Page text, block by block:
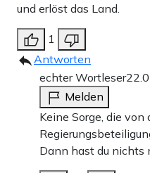
und erlöst das Land.
1
Antworten
echter Wortleser
Melden
Keine Sorge, die von
Dann hast du nichts